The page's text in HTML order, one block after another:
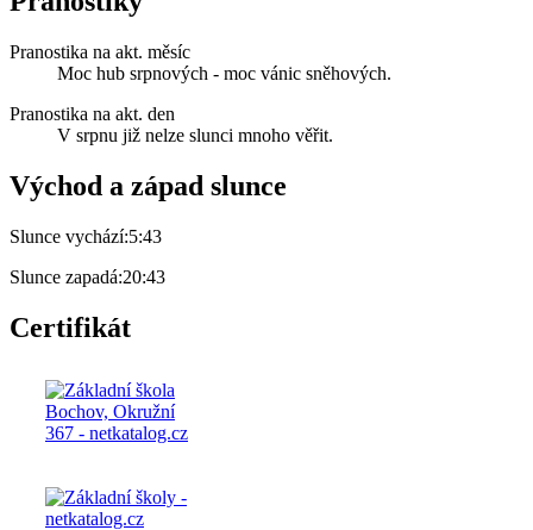
Pranostika na akt. měsíc
Moc hub srpnových - moc vánic sněhových.
Pranostika na akt. den
V srpnu již nelze slunci mnoho věřit.
Východ a západ slunce
Slunce vychází:5:43
Slunce zapadá:20:43
Certifikát